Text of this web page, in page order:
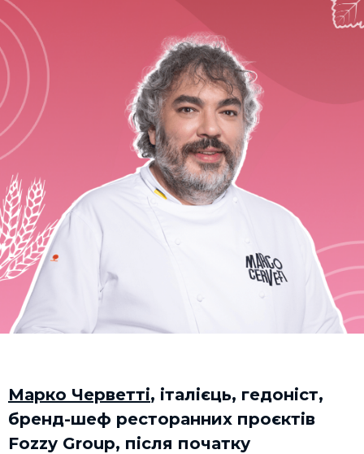
Марко Черветті, італієць, гедоніст,
бренд-шеф ресторанних проєктів
Fozzy Group, після початку